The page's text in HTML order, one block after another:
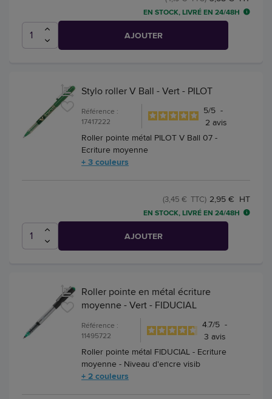
EN STOCK, LIVRÉ EN 24/48H
AJOUTER
Stylo roller V Ball - Vert - PILOT
Référence :
17417222
5/5 -
2 avis
Roller pointe métal PILOT V Ball 07 -
Ecriture moyenne
+ 3 couleurs
2,95 € HT
(3,45 € TTC)
EN STOCK, LIVRÉ EN 24/48H
AJOUTER
Roller pointe en métal écriture
moyenne - Vert - FIDUCIAL
Référence :
11495722
4.7/5 -
3 avis
Roller pointe métal FIDUCIAL - Ecriture
moyenne - Niveau d'encre visib
+ 2 couleurs